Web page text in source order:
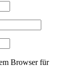
Browser für